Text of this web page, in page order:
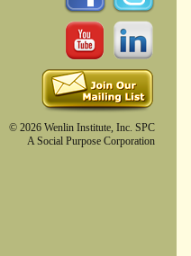
© 2026 Wenlin Institute, Inc. SPC
A Social Purpose Corporation